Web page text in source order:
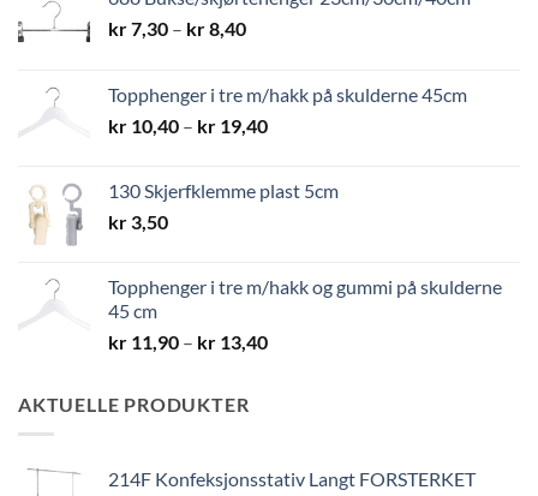
kr7,30 – kr8,40Prisområde:
kr 8,40
Topphenger i tre m/hakk på skulderne 45cm
kr 10,40 – kr 19,40Prisområde:
kr 19,40
130 Skjerfklemme plast 5cm
kr 3,50
Topphenger i tre m/hakk og gummi på skulderne
45 cm
kr 11,90 – kr 13,40Prisområde:
AKTUELLE PRODUKTER
214F Konfeksjonsstativ Langt FORSTERKET